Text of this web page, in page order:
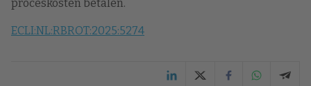
proceskosten betalen.
ECLI:NL:RBROT:2025:5274